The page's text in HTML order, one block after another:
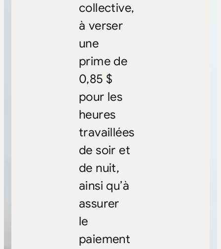
collective,
à verser
une
prime de
0,85 $
pour les
heures
travaillées
de soir et
de nuit,
ainsi qu’à
assurer
le
paiement